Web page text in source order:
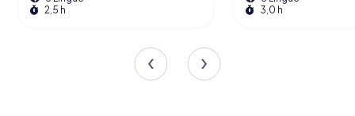
2,5 h
3,0 h